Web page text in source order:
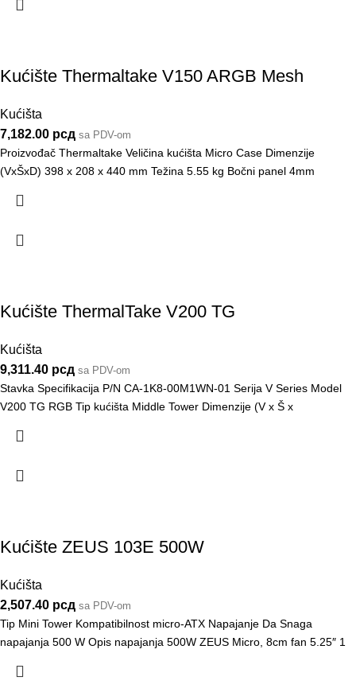
Kućište Thermaltake V150 ARGB Mesh
Kućišta
7,182.00 рсд sa PDV-om
Proizvođač Thermaltake Veličina kućišta Micro Case Dimenzije
(VxŠxD) 398 x 208 x 440 mm Težina 5.55 kg Bočni panel 4mm
Kućište ThermalTake V200 TG
Kućišta
9,311.40 рсд sa PDV-om
Stavka Specifikacija P/N CA-1K8-00M1WN-01 Serija V Series Model
V200 TG RGB Tip kućišta Middle Tower Dimenzije (V x Š x
Kućište ZEUS 103E 500W
Kućišta
2,507.40 рсд sa PDV-om
Tip Mini Tower Kompatibilnost micro-ATX Napajanje Da Snaga
napajanja 500 W Opis napajanja 500W ZEUS Micro, 8cm fan 5.25″ 1